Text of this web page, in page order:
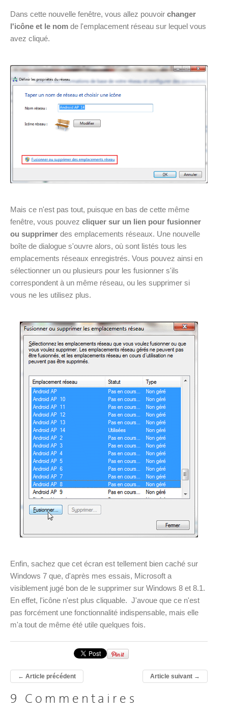
Dans cette nouvelle fenêtre, vous allez pouvoir changer
l'icône et le nom de l'emplacement réseau sur lequel vous
avez cliqué.
Mais ce n'est pas tout, puisque en bas de cette même
fenêtre, vous pouvez cliquer sur un lien pour fusionner
ou supprimer des emplacements réseaux. Une nouvelle
boîte de dialogue s'ouvre alors, où sont listés tous les
emplacements réseaux enregistrés. Vous pouvez ainsi en
sélectionner un ou plusieurs pour les fusionner s'ils
correspondent à un même réseau, ou les supprimer si
vous ne les utilisez plus.
Enfin, sachez que cet écran est tellement bien caché sur
Windows 7 que, d'après mes essais, Microsoft a
visiblement jugé bon de le supprimer sur Windows 8 et 8.1.
En effet, l'icône n'est plus cliquable. J'avoue que ce n'est
pas forcément une fonctionnalité indispensable, mais elle
m'a tout de même été utile quelques fois.
← Article précédent Article suivant→
9 Commentaires